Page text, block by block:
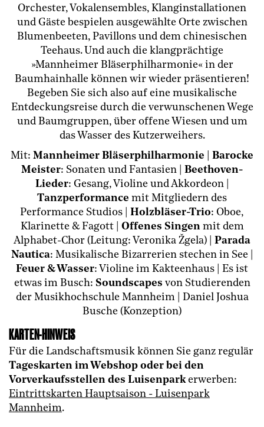
Orchester, Vokalensembles, Klanginstallationen
und Gäste bespielen ausgewählte Orte zwischen
Blumenbeeten, Pavillons und dem chinesischen
Teehaus. Und auch die klangprächtige
»Mannheimer Bläserphilharmonie« in der
Baumhainhalle können wir wieder präsentieren!
Begeben Sie sich also auf eine musikalische
Entdeckungsreise durch die verwunschenen Wege
und Baumgruppen, über offene Wiesen und um
das Wasser des Kutzerweihers.
Mit: Mannheimer Bläserphilharmonie
Barocke
Meister: Sonaten und Fantasien | Beethoven-
Lieder: Gesang, Violine und Akkordeon |
Tanzperformance mit Mitgliedern des
Performance Studios | Holzbläser-Trio: Oboe,
Klarinette & Fagott | Offenes Singenmit dem
Alphabet-Chor (Leitung: Veronika Žgela) | Parada
Nautica: Musikalische Bizarrerien stechen in See |
Feuer & Wasser: Violine im Kakteenhaus | Es ist
etwas im Busch: Soundscapes von Studierenden
der Musikhochschule Mannheim | Daniel Joshua
Busche (Konzeption)
KARTEN-HINWEIS
Für die Landschaftsmusik können Sie ganz regulär
Tageskarten im Webshop oder bei den
Vorverkaufsstellen des Luisenparkerwerben:
Eintrittskarten Hauptsaison - Luisenpark
Mannheim.